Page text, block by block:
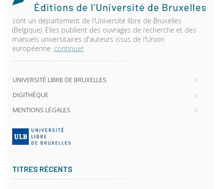
sont un département de l'Université libre de Bruxelles
(Belgique). Elles publient des ouvrages de recherche et des
manuels universitaires d'auteurs issus de l'Union
européenne. continuer
UNIVERSITÉ LIBRE DE BRUXELLES
DIGITHÈQUE
MENTIONS LÉGALES
TITRES RÉCENTS